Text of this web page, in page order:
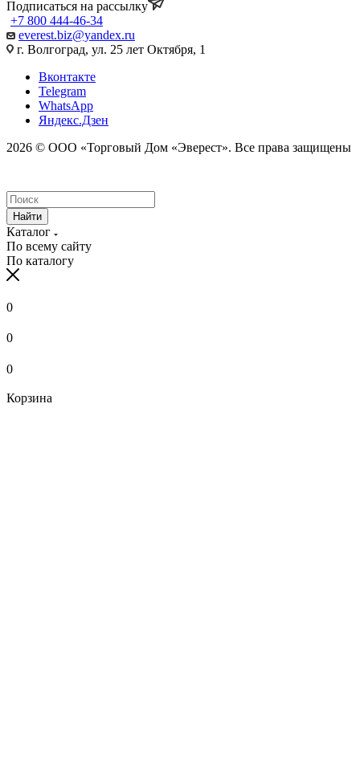
Подписаться на рассылку
+7 800 444-46-34
everest.biz@yandex.ru
г. Волгоград, ул. 25 лет Октября, 1
Вконтакте
Telegram
WhatsApp
Яндекс.Дзен
2026 © ООО «Торговый Дом «Эверест». Все права защищены
Найти
Каталог
По всему сайту
По каталогу
0
0
0
Корзина